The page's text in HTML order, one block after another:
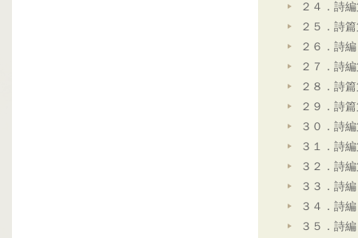
２４．詩
２５．詩
２６．詩
２７．詩
２８．詩
２９．詩
３０．詩
３１．詩
３２．詩
３３．詩
３４．詩
３５．詩